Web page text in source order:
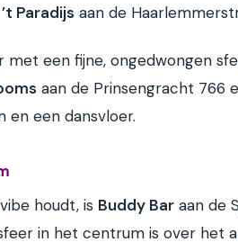
Paradijs aan de
met een fijne, ongedwongen
aan de Prinsengracht 766
en een dansvloer.
houdt, is Buddy Bar aan de
in het centrum is over het